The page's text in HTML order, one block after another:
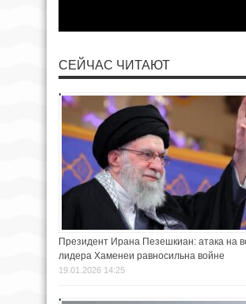
СЕЙЧАС ЧИТАЮТ
Президент Ирана Пезешкиан: атака на
лидера Хаменеи равносильна войне
19.01.2026 14:25